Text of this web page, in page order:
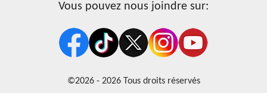
Vous pouvez nous joindre sur:
©2026 - 2026 Tous droits réservés